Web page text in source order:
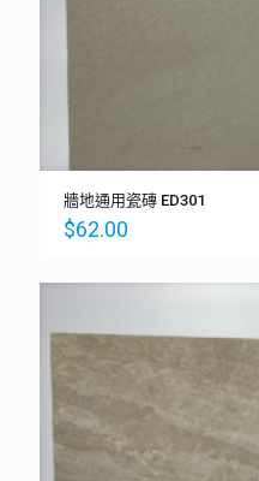
牆地通用瓷磚 ED301
$62.00